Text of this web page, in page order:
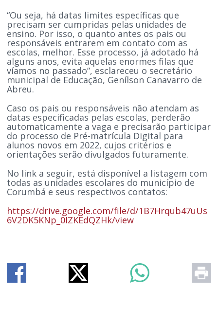
“Ou seja, há datas limites específicas que
precisam ser cumpridas pelas unidades de
ensino. Por isso, o quanto antes os pais ou
responsáveis entrarem em contato com as
escolas, melhor. Esse processo, já adotado há
alguns anos, evita aquelas enormes filas que
víamos no passado”, esclareceu o secretário
municipal de Educação, Genílson Canavarro de
Abreu.
Caso os pais ou responsáveis não atendam as
datas especificadas pelas escolas, perderão
automaticamente a vaga e precisarão participar
do processo de Pré-matrícula Digital para
alunos novos em 2022, cujos critérios e
orientações serão divulgados futuramente.
No link a seguir, está disponível a listagem com
todas as unidades escolares do município de
Corumbá e seus respectivos contatos:
https://drive.google.com/file/d/1B7Hrqub47uUs
6V2DK5KNp_0IZKEdQZHk/view